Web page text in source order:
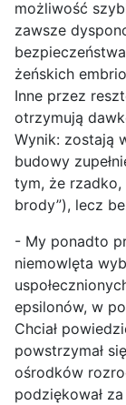
możliwość
zawsze
żeńskich
Inne przez
otrzymują
Wynik: zostają
budowy
tym, że rzadko,
brody”), lecz
- My ponadto
niemowlęta
epsilonów, w
Chciał
powstrzymał
ośrodków
podziękował